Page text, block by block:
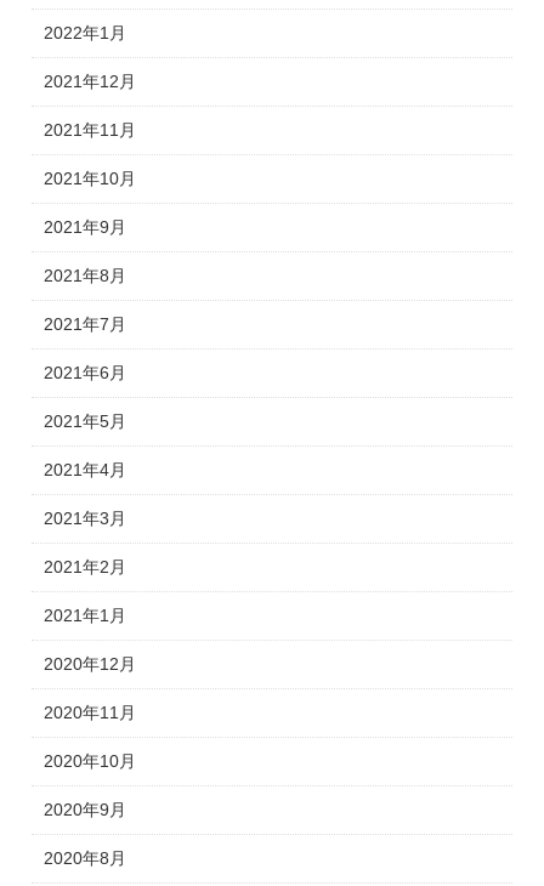
2022年1月
2021年12月
2021年11月
2021年10月
2021年9月
2021年8月
2021年7月
2021年6月
2021年5月
2021年4月
2021年3月
2021年2月
2021年1月
2020年12月
2020年11月
2020年10月
2020年9月
2020年8月